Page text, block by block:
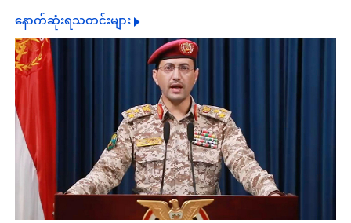
နောက်ဆုံးရသတင်းများ